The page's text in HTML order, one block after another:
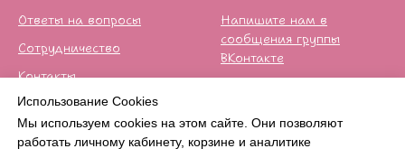
Использование Cookies
Мы используем cookies на этом сайте. Они позволяют
работать личному кабинету, корзине и аналитике
Ответы на вопросы
Сотрудничество
Контакты
Публичная оферта
Политика
конфиденцильности
Напишите нам в
сообщения группы
ВКонтакте